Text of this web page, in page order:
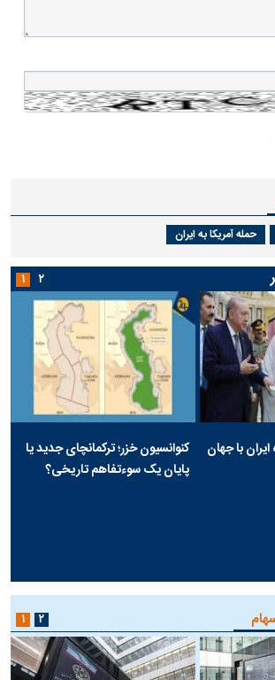
حمله آمریکا به ایران
با جهان
کنوانسیون خزر؛ ترکمانچای جدید یا
پایان یک سوءتفاهم تاریخی؟
۱ ۲
۱ ۲